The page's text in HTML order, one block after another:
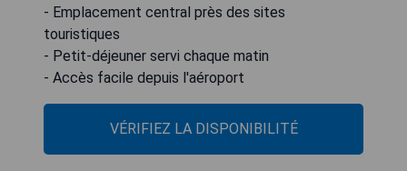
- Emplacement central près des sites
touristiques
- Petit-déjeuner servi chaque matin
- Accès facile depuis l'aéroport
VÉRIFIEZ LA DISPONIBILITÉ